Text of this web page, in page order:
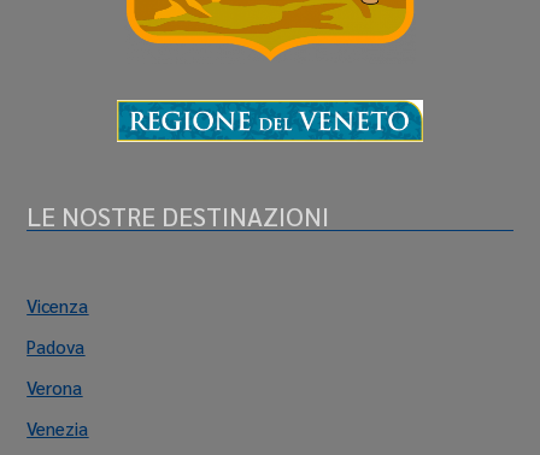
LE NOSTRE DESTINAZIONI
Vicenza
Padova
Verona
Venezia